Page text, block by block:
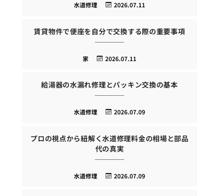
2026.07.11
水道修理
賃貸物件で便座を自分で交換する際の重要事項
2026.07.11
家
給湯器の水漏れ修理とパッキン交換の基本
2026.07.09
水道修理
プロの視点から紐解く水道修理料金の相場と部品
代の真実
2026.07.09
水道修理